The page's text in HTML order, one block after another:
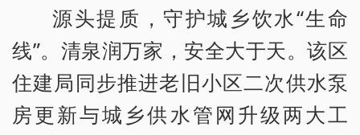
源头提质，守护城乡饮水“生命
线”。清泉润万家，安全大于天。该区
住建局同步推进老旧小区二次供水泵
房更新与城乡供水管网升级两大工